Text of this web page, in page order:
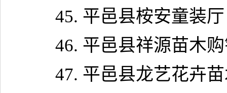
45. 平邑县桉安童装厅
46. 平邑县祥源苗木
47. 平邑县龙艺花卉